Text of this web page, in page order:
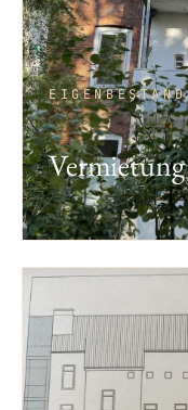
EIGENBESTAND
Vermietung